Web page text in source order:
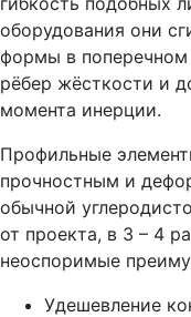
оборудования они
формы в поперечном
рёбер жёсткости и
момента инерции.
Профильные
прочностным и
обычной
от проекта, в 3 – 4
неоспоримые
Удешевление